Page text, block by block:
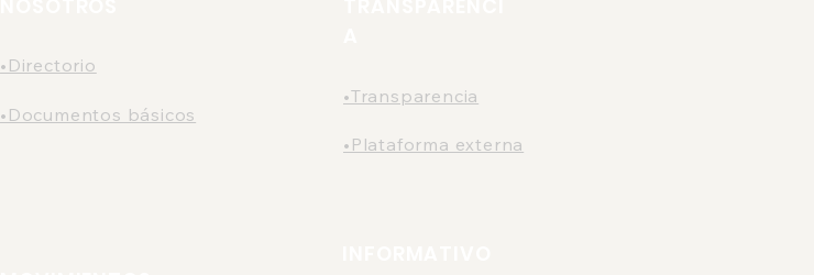
•Directorio
•Documentos básicos
•Transparencia
•Plataforma externa